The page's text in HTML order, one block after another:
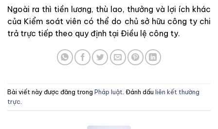
Ngoài ra thì tiền lương, thù lao, thưởng và lợi ích khác
của Kiểm soát viên có thể do chủ sở hữu công ty chi
trả trực tiếp theo quy định tại Điều lệ công ty.
Bài viết này được đăng trong Pháp luật . Đánh dấu liên kết thường
trực